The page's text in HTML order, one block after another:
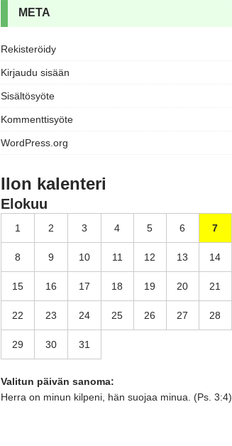
META
Rekisteröidy
Kirjaudu sisään
Sisältösyöte
Kommenttisyöte
WordPress.org
Ilon kalenteri
Elokuu
1 2 3 4 5 6 7
8 9 10 11 12 13 14
15 16 17 18 19 20 21
22 23 24 25 26 27 28
29 30 31
Valitun päivän sanoma:
Herra on minun kilpeni, hän suojaa minua. (Ps. 3:4)